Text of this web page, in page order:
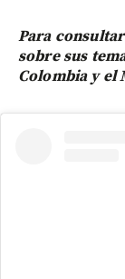
Para
sobre sus
Colombia y el